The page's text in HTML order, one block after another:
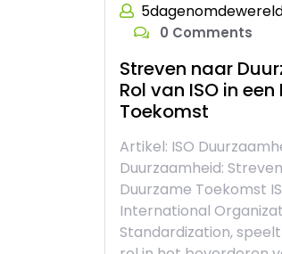
0 Comments
Streven naar
Rol van ISO in een
Toekomst
Artikel: ISO
Duurzaamheid:
Duurzame Toekomst
International
Standardization,